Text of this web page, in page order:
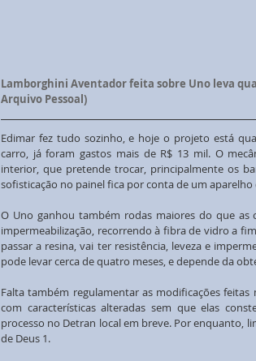
Lamborghini Aventador feita sobre Uno leva
Arquivo Pessoal)
Edimar fez tudo sozinho, e hoje o projeto está
carro, já foram gastos mais de R$ 13 mil. O
interior, que pretende trocar, principalmente os
sofisticação no painel fica por conta de um
O Uno ganhou também rodas maiores do que
impermeabilização, recorrendo à fibra de vidro a
passar a resina, vai ter resistência, leveza e
pode levar cerca de quatro meses, e depende da
Falta também regulamentar as modificações
com características alteradas sem que elas
processo no Detran local em breve. Por enquanto,
de Deus 1.